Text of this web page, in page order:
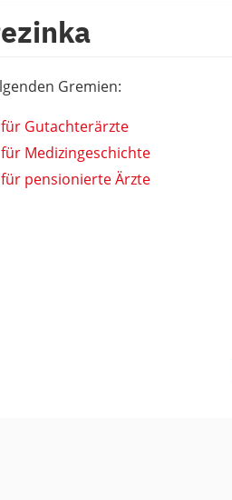
Gremien:
Gutachterärzte
Medizingeschichte
pensionierte Ärzte